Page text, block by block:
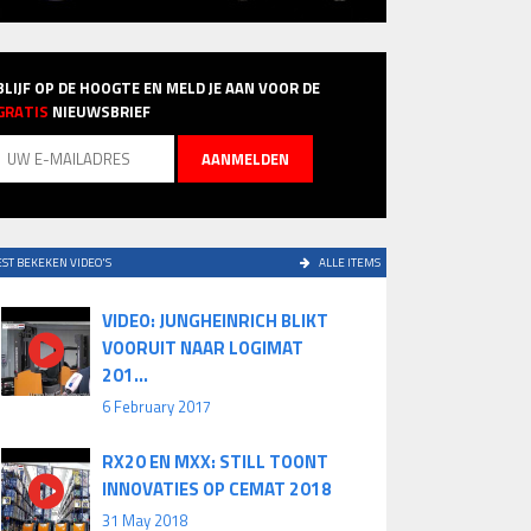
OP DE HOOGTE EN MELD JE AAN VOOR DE
NIEUWSBRIEF
BEKEKEN VIDEO'S ALLE ITEMS
VIDEO: JUNGHEINRICH BLIKT
VOORUIT NAAR LOGIMAT
201...
6 February 2017
RX20 EN MXX: STILL TOONT
INNOVATIES OP CEMAT 2018
31 May 2018